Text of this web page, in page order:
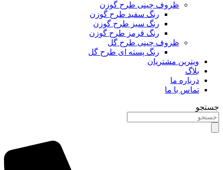
ظروف چینی طرح گوزن
رنگ سفید طرح گوزن
رنگ سبز طرح گوزن
رنگ قرمز طرح گوزن
ظروف چینی طرح گل
رنگ پسته ای طرح گل
ویترین مشتریان
بلاگ
درباره ما
تماس با ما
جستجو